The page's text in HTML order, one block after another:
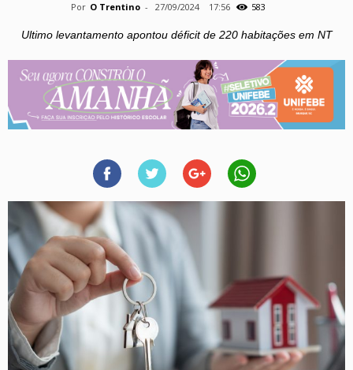
Por O Trentino - 27/09/2024 17:56 583
Ultimo levantamento apontou déficit de 220 habitações em NT